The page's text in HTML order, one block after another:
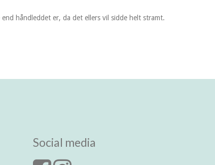
håndleddet er, da det ellers vil sidde helt stramt.
Social media